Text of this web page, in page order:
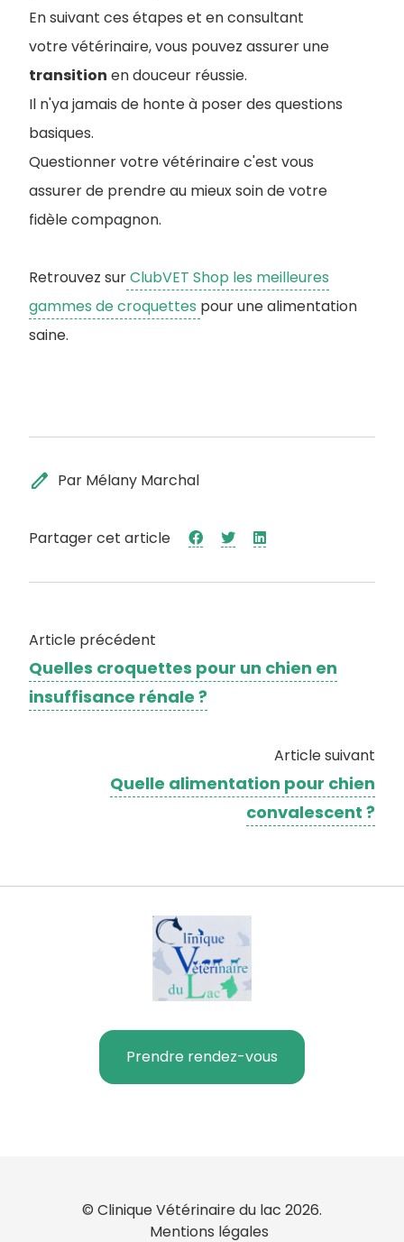
En suivant ces étapes et en consultant
votre vétérinaire, vous pouvez assurer une
transition en douceur réussie.
Il n'ya jamais de honte à poser des questions
basiques.
Questionner votre vétérinaire c'est vous
assurer de prendre au mieux soin de votre
fidèle compagnon.
Retrouvez surClubVET Shop les meilleures
gammes de croquettes pour une alimentation
saine.
edit Par Mélany Marchal
Partager cet article
Article précédent
Quelles croquettes pour un chien en
insuffisance rénale ?
Article suivant
Quelle alimentation pour chien
convalescent ?
Prendre rendez-vous
© Clinique Vétérinaire du lac 2026.
Mentions légales